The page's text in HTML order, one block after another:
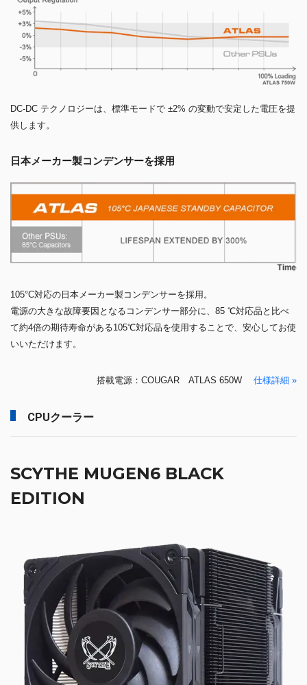
DC-DC テクノロジーは、標準モードで ±2% の変動で安定した電圧を提
供します。
日本メーカー製コンデンサーを採用
105°C対応の日本メーカー製コンデンサーを採用。
電源の大きな故障要因となるコンデンサー部分に、85 ℃対応品と比べ
て約4倍の期待寿命がある105℃対応品を使用することで、安心してお使
いいただけます。
搭載電源：COUGAR ATLAS 650W 仕様詳細 »
CPUクーラー
SCYTHE MUGEN6 BLACK
EDITION